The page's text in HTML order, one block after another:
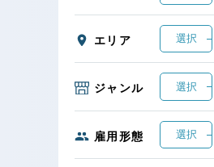
エリア 選択
ジャンル 選択
雇用形態 選択